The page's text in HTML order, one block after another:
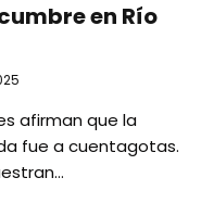
en Río
afirman que la
fue a cuentagotas.